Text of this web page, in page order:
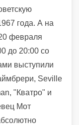
года. А на
февраля
до 20:00 со
выступили
Seville
"Кватро" и
Мот